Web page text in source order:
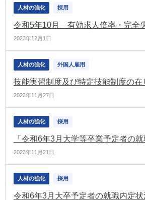
人材の強化 採用
2023年12月1日
人材の強化 外国人雇用
2023年11月27日
人材の強化 採用
2023年11月21日
人材の強化 採用